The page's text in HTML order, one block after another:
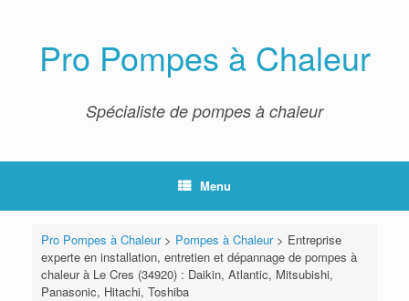
Pro Pompes à Chaleur
Spécialiste de pompes à chaleur
Menu
Pro Pompes à Chaleur> Pompes à Chaleur> Entreprise
experte en installation, entretien et dépannage de pompes à
chaleur à Le Cres (34920) : Daikin, Atlantic, Mitsubishi,
Panasonic, Hitachi, Toshiba